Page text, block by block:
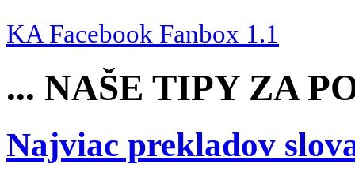
KA Facebook Fanbox 1.1
... NAŠE TIPY ZA
Najviac prekladov